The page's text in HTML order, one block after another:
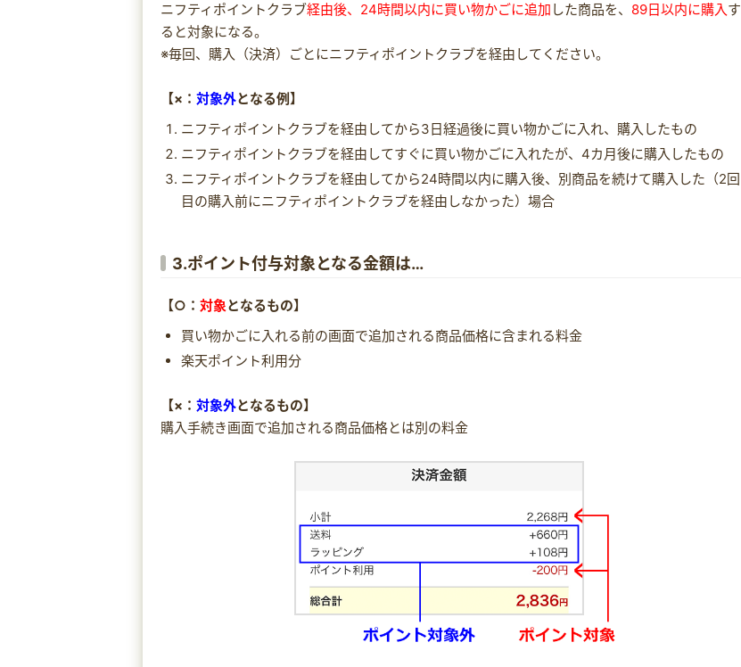
ニフティポイントクラブ経由後、24時間以内に買い物かごに追加 した商品を、 89日以内に購入す
ると対象になる。
※毎回、購入（決済）ごとにニフティポイントクラブを経由してください。
【×： 対象外となる例】
ニフティポイントクラブを経由してから3日経過後に買い物かごに入れ、購入したもの
ニフティポイントクラブを経由してすぐに買い物かごに入れたが、4カ月後に購入したもの
ニフティポイントクラブを経由してから24時間以内に購入後、別商品を続けて購入した（2回
目の購入前にニフティポイントクラブを経由しなかった）場合
3.ポイント付与対象となる金額は…
【○： 対象となるもの】
買い物かごに入れる前の画面で追加される商品価格に含まれる料金
楽天ポイント利用分
【×： 対象外となるもの】
購入手続き画面で追加される商品価格とは別の料金